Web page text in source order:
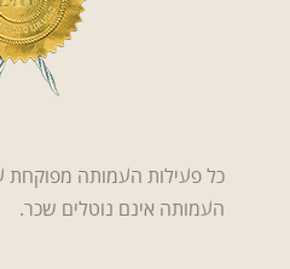
כל פעילות העמותה מפוקחת
העמותה אינם נוטלים שכר.